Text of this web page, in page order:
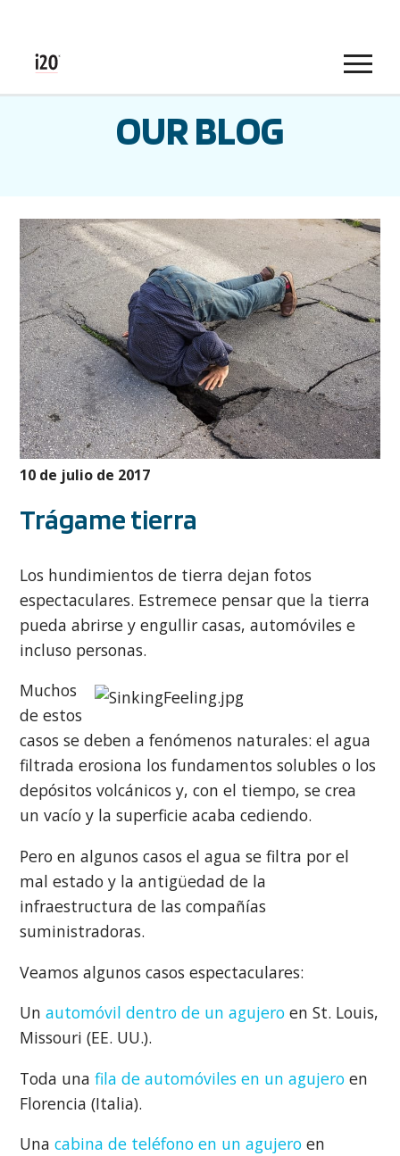
Menu
OUR BLOG
10 de julio de 2017
Trágame tierra
Los hundimientos de tierra dejan fotos
espectaculares. Estremece pensar que la tierra
pueda abrirse y engullir casas, automóviles e
incluso personas.
Muchos
de estos
casos se deben a fenómenos naturales: el agua
filtrada erosiona los fundamentos solubles o los
depósitos volcánicos y, con el tiempo, se crea
un vacío y la superficie acaba cediendo.
Pero en algunos casos el agua se filtra por el
mal estado y la antigüedad de la
infraestructura de las compañías
suministradoras.
Veamos algunos casos espectaculares:
Unautomóvil dentro de un agujero en St. Louis,
Missouri (EE. UU.).
Toda unafila de automóviles en un agujero en
Florencia (Italia).
Unacabina de teléfono en un agujero en